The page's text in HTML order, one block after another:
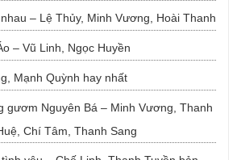
– Lệ Thủy, Minh Vương, Hoài Thanh
– Vũ Linh, Ngọc Huyền
Mạnh Quỳnh hay nhất
gươm Nguyên Bá – Minh Vương, Thanh
Chí Tâm, Thanh Sang